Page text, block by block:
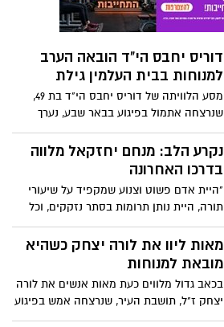
המשפחה, ראש העיר, רוביק דנילוביץ, הרב
הראשי של באר שבע, הרב יהודה דרעי והרב
דוריס יחבס הי"ד הובאה הערב
למנוחות בבית העלמין גילת
מסע הלוויתה של דוריס יחבס הי"ד בת 49,
שנרצחה אתמול בפיגוע בבאר שבע, נערך
בצהריים בבית העלמין במושב גילת
בהשתתפות מאות בני משפחה ותושבי
המועצה האזורית מרחבים. בעלה של דוריס
שונא יהודים, שלקח את החיים שלך מאיתנו"
נקרע הלב: מנחם יחזקאל מלווה
בדרכו האחרונה
"היית אדם פשוט וצנוע שמקפיד על שיעורי
תורה, היית נותן תרומות בסתר נזקקים, וכל
זה מקצבת הנכות שלך" בשעה זו, קרוב ל-200
אנשים מלווים את הנרצח מנחם יחזקאל ז"ל
בדרכו האחרונה. גם ראש העיר הגיע למקום
מאות ליוו את לורה יצחק כשהיא
מובאת למנוחות
בכאב גדול מלווים כעת מאות אנשים את לורה
יצחק ז"ל, תושבת העיר, שנרצחה אמש בפיגוע
ומובאת כעת למנוחות בבית העלמין החדש